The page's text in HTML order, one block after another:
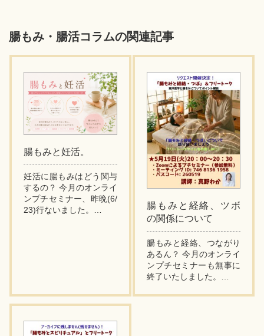
腸もみ・腸活コラムの関連記事
腸もみと妊活。
妊活に腸もみはどう関与
するの？ 今月のオンライ
ンプチセミナー、昨晩(6/
23)行ないました。
腸もみと経絡、ツボ
の関係について
腸もみと経絡、つながり
あるん？ 今月のオンライ
ンプチセミナーも無事に
終了いたしました。
絡・ツボの関係につい